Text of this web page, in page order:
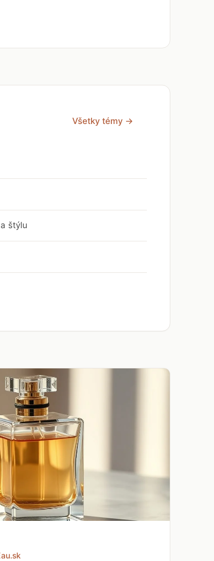
Všetky témy →
štýlu